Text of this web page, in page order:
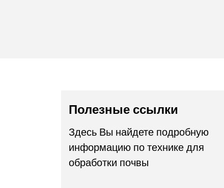
Полезные ссылки
Здесь Вы найдете подробную
информацию по технике для
обработки почвы